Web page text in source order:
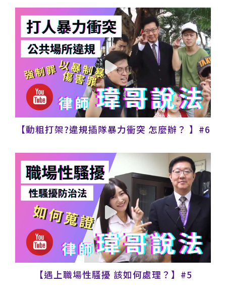
【動粗打架?違規插隊暴力衝突 怎麼辦？ 】#6
【遇上職場性騷擾 該如何處理？】#5